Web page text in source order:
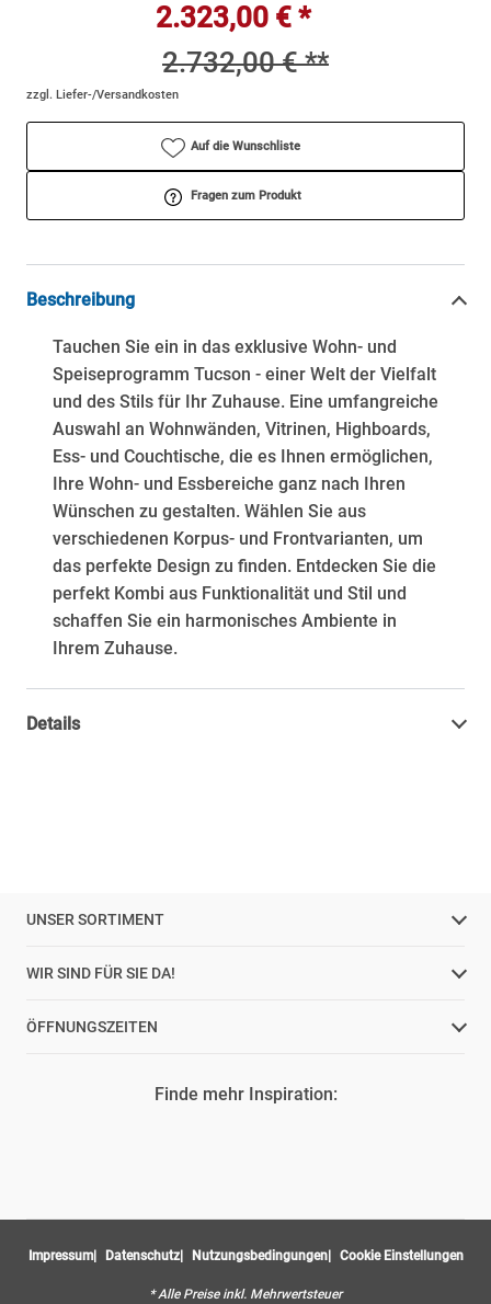
2.323,00 € *
2.732,00 € **
zzgl. Liefer-/Versandkosten
Auf die Wunschliste
Fragen zum Produkt
Beschreibung
Tauchen Sie ein in das exklusive Wohn- und
Speiseprogramm Tucson - einer Welt der Vielfalt
und des Stils für Ihr Zuhause. Eine umfangreiche
Auswahl an Wohnwänden, Vitrinen, Highboards,
Ess- und Couchtische, die es Ihnen ermöglichen,
Ihre Wohn- und Essbereiche ganz nach Ihren
Wünschen zu gestalten. Wählen Sie aus
verschiedenen Korpus- und Frontvarianten, um
das perfekte Design zu finden. Entdecken Sie die
perfekt Kombi aus Funktionalität und Stil und
schaffen Sie ein harmonisches Ambiente in
Ihrem Zuhause.
Details
UNSER SORTIMENT
WIR SIND FÜR SIE DA!
ÖFFNUNGSZEITEN
Finde mehr Inspiration:
Impressum Datenschutz Nutzungsbedingungen Cookie Einstellungen
* Alle Preise inkl. Mehrwertsteuer